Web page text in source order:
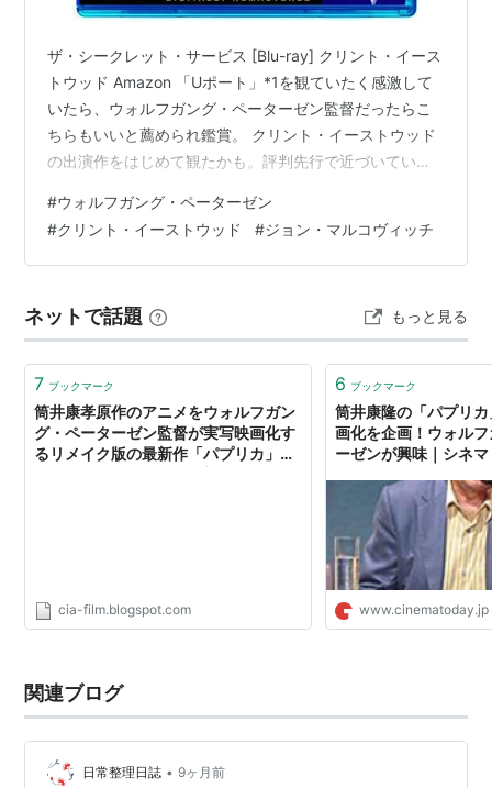
ザ・シークレット・サービス [Blu-ray] クリント・イース
トウッド Amazon 「Uポート」*1を観ていたく感激して
いたら、ウォルフガング・ペーターゼン監督だったらこ
ちらもいいと薦められ鑑賞。 クリント・イーストウッド
の出演作をはじめて観たかも。評判先行で近づいていな
を止められなかったシークレット・サービスに勤める男
の役。今は現場ではなく、暗殺を未然に防ぐのが目的の
調査部勤務なのだが、調査の過程で、彼のように組織の
師のような男（ジョン・マルコヴィッチ）から、男の人
生への復讐のような挑…
#ウォルフガング・ペーターゼン
#クリント・イーストウッド #ジョン・マルコヴィッチ
ネットで話題 もっと見る
7 ブックマーク
筒井康孝原作のアニメをウォルフガン
グ・ペーターゼン監督が実写映画化す
るリメイク版の最新作「パプリカ」
cia-film.blogspot.com
6 ブックマーク
筒井康隆の「パプリ
画化を企画！ウォル
ーゼンが興味｜シネ
www.cinematoday.jp
関連ブログ
日常整理日誌 • 9ヶ月前